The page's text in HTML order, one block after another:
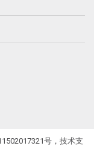
号 ，技术支